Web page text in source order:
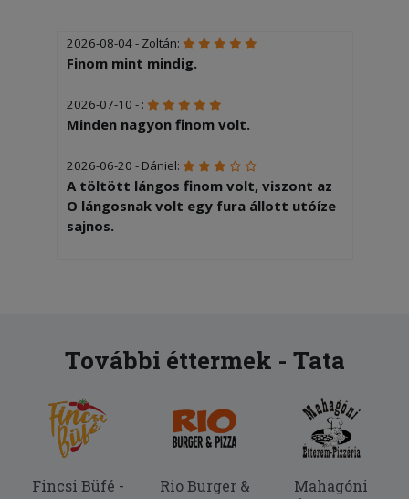
2026-08-04 - Zoltán:
Finom mint mindig.
2026-07-10 - :
Minden nagyon finom volt.
2026-06-20 - Dániel:
A töltött lángos finom volt, viszont az
O lángosnak volt egy fura állott utóíze
sajnos.
A görög pizzán voltak nyersebb csirkés
falatok, jó lett volna ha jobban átsütik.
2026-04-15 - Márk:
Nagyon finom minden, csak egy feltét
le maradt a pizzáról
2026-03-18 - Emília:
További éttermek - Tata
Fincsi Büfé -
Rio Burger &
Mahagóni